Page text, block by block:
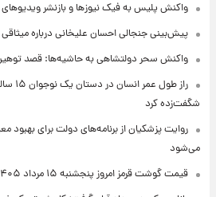
واکنش پلیس به فیک نیوزها و بازنشر ویدیوهای
پیش‌بینی جنجالی احسان علیخانی درباره
واکنش سحر دولتشاهی به حاشیه‌ها: قصد توهین
راز
شگفت‌زده کرد
روایت پزشکیان از برنامه‌های دولت برای
می‌شود
قیمت گوشت قرمز امروز پنجشنبه ۱۵ مرداد ۱۴۰۵ +جدول